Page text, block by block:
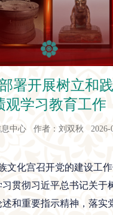
署开展树立和
观学习教育工作
息中心 作者：刘双秋 2026-
文化宫召开党的建设工
贯彻习近平总书记关于
和重要指示精神，落实